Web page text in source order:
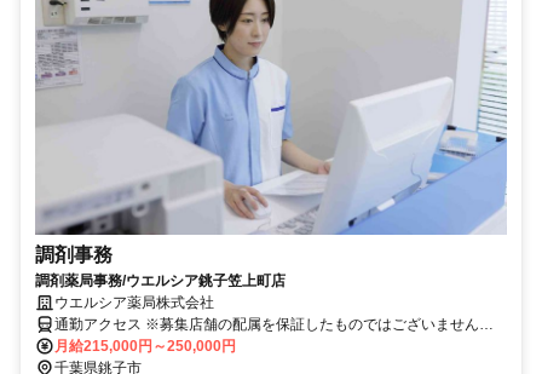
調剤事務
調剤薬局事務/ウエルシア銚子笠上町店
ウエルシア薬局株式会社
通勤アクセス ※募集店舗の配属を保証したものではございませんの
で予めご了承ください ※配属店舗は上記店舗以外の可能性がござい
ます ※勤務店舗の指定は出来かねます。 勤務区分を下記の３つから
月給215,000円～250,000円
千葉県銚子市